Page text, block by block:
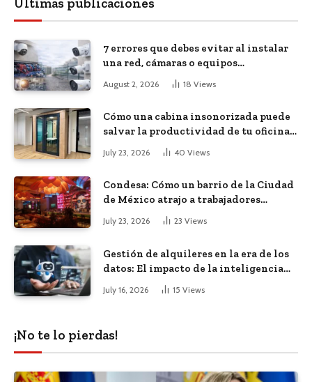
7 errores que debes evitar al instalar
una red, cámaras o equipos
tecnológicos en una empresa
August 2, 2026 18 Views
Cómo una cabina insonorizada puede
salvar la productividad de tu oficina
July 23, 2026 40 Views
Condesa: Cómo un barrio de la Ciudad
de México atrajo a trabajadores
remotos de todo el mundo
July 23, 2026 23 Views
Gestión de alquileres en la era de los
datos: El impacto de la inteligencia
July 16, 2026 15 Views
¡No te lo pierdas!